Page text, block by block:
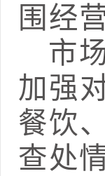
围经
市
加强
餐饮
查处